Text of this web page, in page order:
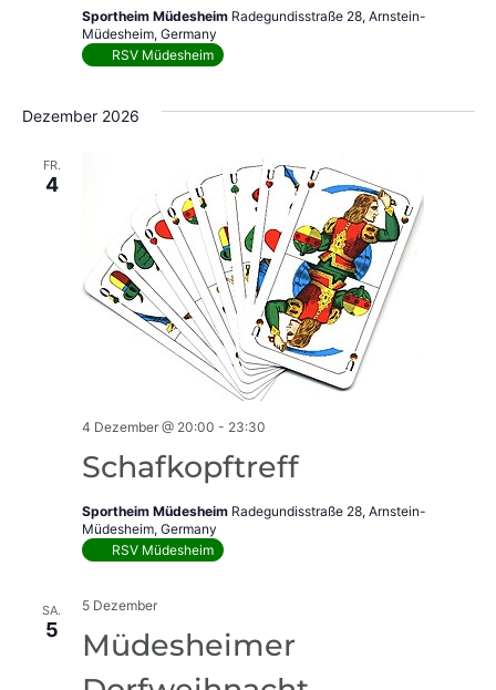
Sportheim Müdesheim Radegundisstraße 28, Arnstein-
Müdesheim, Germany
RSV Müdesheim
Dezember 2026
FR.
4
Schafkopftreff
4 Dezember @ 20:00 - 23:30
Sportheim Müdesheim Radegundisstraße 28, Arnstein-
Müdesheim, Germany
RSV Müdesheim
SA.
5
Müdesheimer
5 Dezember